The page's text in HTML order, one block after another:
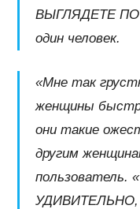
ВЫГЛЯДЕТЕ
один человек.
«Мне так
женщины
они такие
другим
пользователь.
УДИВИТЕЛЬНО,